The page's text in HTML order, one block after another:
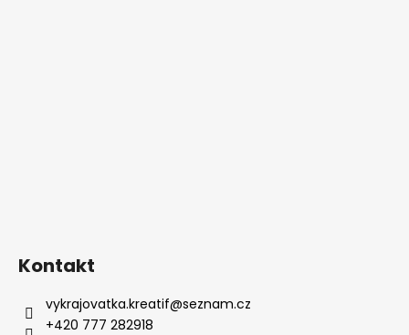
Kontakt
vykrajovatka.kreatif@seznam.cz
+420 777 282918